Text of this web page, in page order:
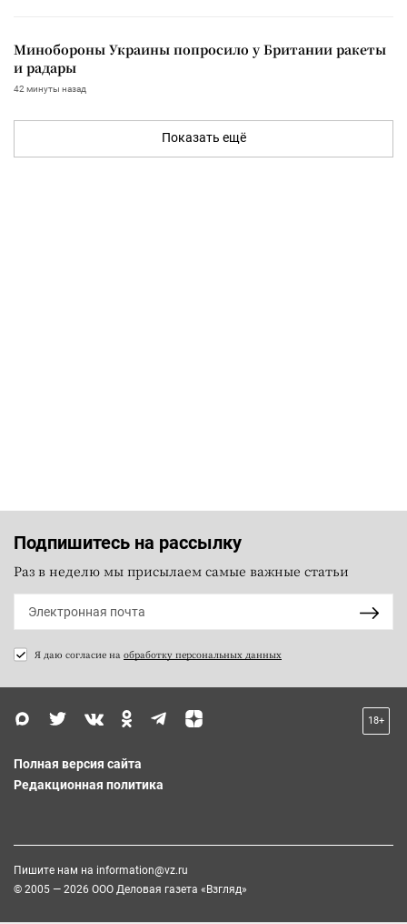
Минобороны Украины попросило у Британии ракеты
и радары
42 минуты назад
Показать ещё
Подпишитесь на рассылку
Раз в неделю мы присылаем самые важные статьи
Я даю согласие на обработку персональных данных
18+
Полная версия сайта
Редакционная политика
Пишите нам на information@vz.ru
© 2005 — 2026 ООО Деловая газета «Взгляд»